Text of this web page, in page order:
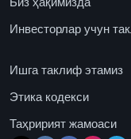
Инвесторлар учун
Ишга таклиф этамиз
Этика кодекси
Таҳририят жамоаси